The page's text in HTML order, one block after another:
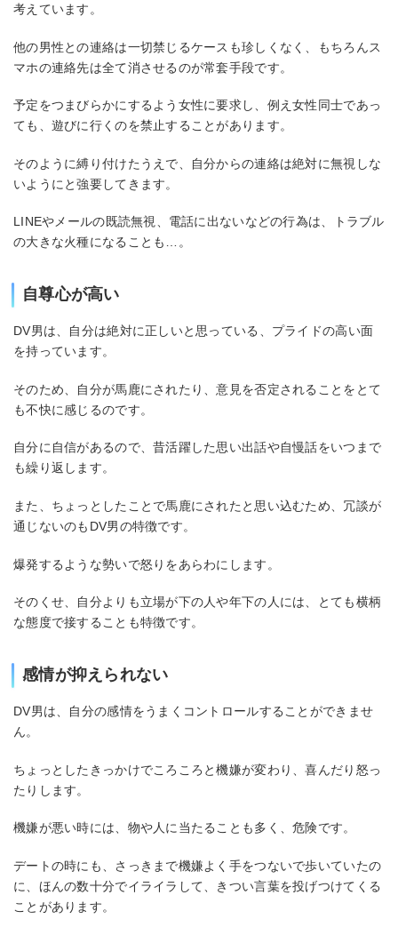
考えています。
他の男性との連絡は一切禁じるケースも珍しくなく、もちろんス
マホの連絡先は全て消させるのが常套手段です。
予定をつまびらかにするよう女性に要求し、例え女性同士であっ
ても、遊びに行くのを禁止することがあります。
そのように縛り付けたうえで、自分からの連絡は絶対に無視しな
いようにと強要してきます。
LINEやメールの既読無視、電話に出ないなどの行為は、トラブル
の大きな火種になることも…。
自尊心が高い
DV男は、自分は絶対に正しいと思っている、プライドの高い面
を持っています。
そのため、自分が馬鹿にされたり、意見を否定されることをとて
も不快に感じるのです。
自分に自信があるので、昔活躍した思い出話や自慢話をいつまで
も繰り返します。
また、ちょっとしたことで馬鹿にされたと思い込むため、冗談が
通じないのもDV男の特徴です。
爆発するような勢いで怒りをあらわにします。
そのくせ、自分よりも立場が下の人や年下の人には、とても横柄
な態度で接することも特徴です。
感情が抑えられない
DV男は、自分の感情をうまくコントロールすることができませ
ん。
ちょっとしたきっかけでころころと機嫌が変わり、喜んだり怒っ
たりします。
機嫌が悪い時には、物や人に当たることも多く、危険です。
デートの時にも、さっきまで機嫌よく手をつないで歩いていたの
に、ほんの数十分でイライラして、きつい言葉を投げつけてくる
ことがあります。